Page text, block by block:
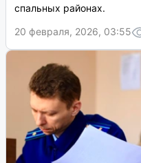
спальных районах.
20 февраля, 2026, 03:55